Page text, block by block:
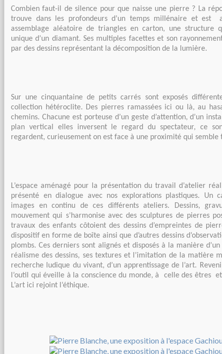
Combien faut-il de silence pour que naisse une pierre ? La
trouve dans les profondeurs d’un temps millénaire et est
assemblage aléatoire de triangles en carton, une structure
unique d’un diamant. Ses multiples facettes et son
par des dessins représentant la décomposition de la lumière.
Sur une cinquantaine de petits carrés sont exposés
collection hétéroclite. Des pierres ramassées ici ou là, au
chemins. Chacune est porteuse d’un geste d’attention, d’un
plan vertical elles inversent le regard du spectateur, ce
regardent, curieusement on est face à une proximité qui semble
L’espace aménagé pour la présentation du travail d’atelier
présenté en dialogue avec nos explorations plastiques. Un
images en continu de ces différents ateliers. Dessins,
mouvement qui s’harmonise avec des sculptures de pierres
travaux des enfants côtoient des dessins d’empreintes de
dispositif en forme de boîte ainsi que d’autres dessins
plombs. Ces derniers sont alignés et disposés à la manière
réalisme des dessins, ses textures et l’imitation de la matière
recherche ludique du vivant, d’un apprentissage de l’art.
l’outil qui éveille à la conscience du monde, à celle des êtres
L’art ici rejoint l’éthique.